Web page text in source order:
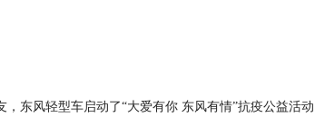
东风轻型车启动了“大爱有你 东风有情”抗疫公益